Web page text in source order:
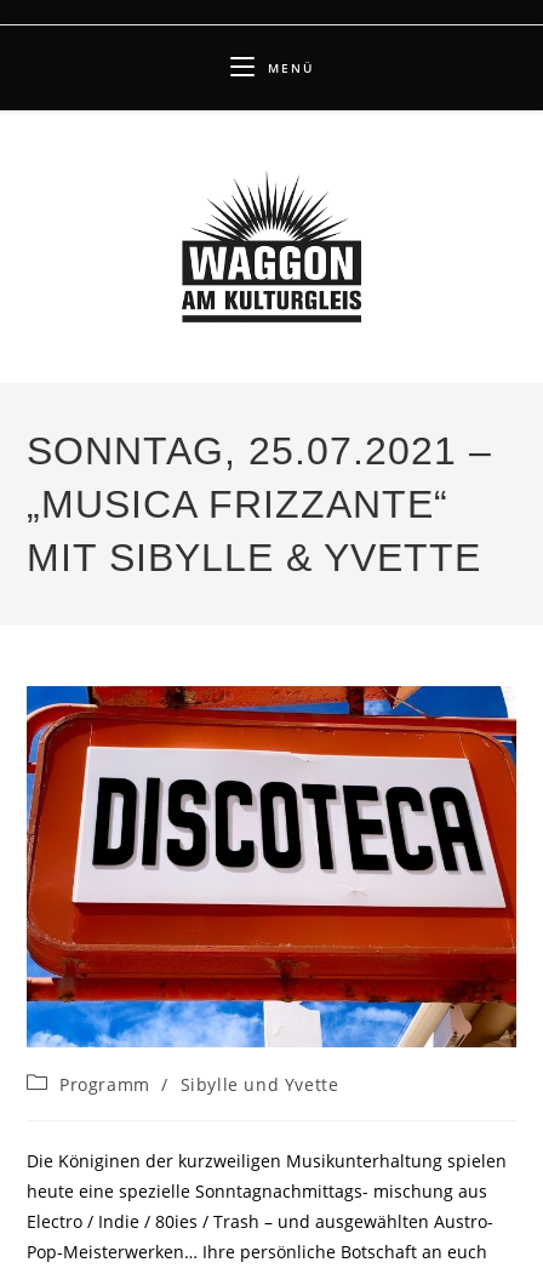
MENÜ
SONNTAG, 25.07.2021 –
„MUSICA FRIZZANTE“
MIT SIBYLLE & YVETTE
Beitrags-
Programm / Sibylle und Yvette
Die Königinen der kurzweiligen Musikunterhaltung spielen
heute eine spezielle Sonntagnachmittags- mischung aus
Electro / Indie / 80ies / Trash – und ausgewählten Austro-
Pop-Meisterwerken… Ihre persönliche Botschaft an euch